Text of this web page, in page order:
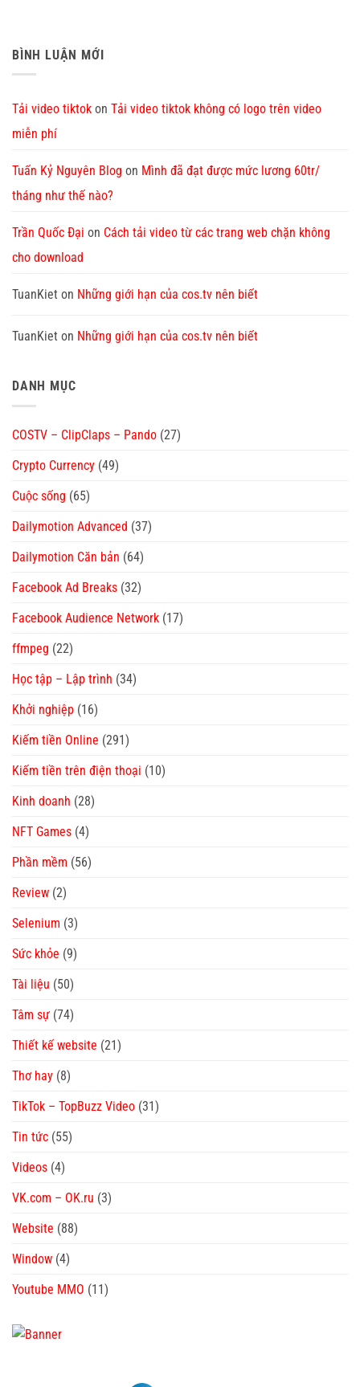
BÌNH LUẬN MỚI
Tải video tiktok on Tải video tiktok không có logo trên video
miễn phí
Tuấn Kỷ Nguyên Blog on Mình đã đạt được mức lương 60tr/
tháng như thế nào?
Trần Quốc Đại on Cách tải video từ các trang web chặn không
cho download
TuanKiet on Những giới hạn của cos.tv nên biết
TuanKiet on Những giới hạn của cos.tv nên biết
DANH MỤC
COSTV – ClipClaps – Pando (27)
Crypto Currency (49)
Cuộc sống (65)
Dailymotion Advanced (37)
Dailymotion Căn bản (64)
Facebook Ad Breaks (32)
Facebook Audience Network (17)
ffmpeg (22)
Học tập – Lập trình (34)
Khởi nghiệp (16)
Kiếm tiền Online (291)
Kiếm tiền trên điện thoại (10)
Kinh doanh (28)
NFT Games (4)
Phần mềm (56)
Review (2)
Selenium (3)
Sức khỏe (9)
Tài liệu (50)
Tâm sự (74)
Thiết kế website (21)
Thơ hay (8)
TikTok – TopBuzz Video (31)
Tin tức (55)
Videos (4)
VK.com – OK.ru (3)
Website (88)
Window (4)
Youtube MMO (11)